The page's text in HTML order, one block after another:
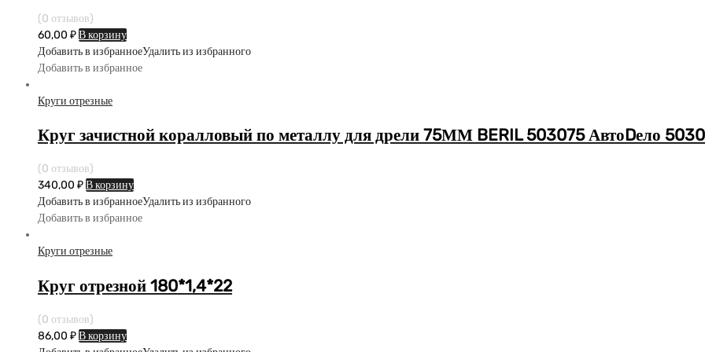
(0 отзывов)
60,00 ₽В корзину
Добавить в избранноеУдалить из избранного
Добавить в избранное
Круги отрезные
Круг зачистной коралловый по металлу для дрели 75ММ BERIL 503075 АвтоDело
(0 отзывов)
340,00 ₽В корзину
Добавить в избранноеУдалить из избранного
Добавить в избранное
Круги отрезные
Круг отрезной 180*1,4*22
(0 отзывов)
86,00 ₽В корзину